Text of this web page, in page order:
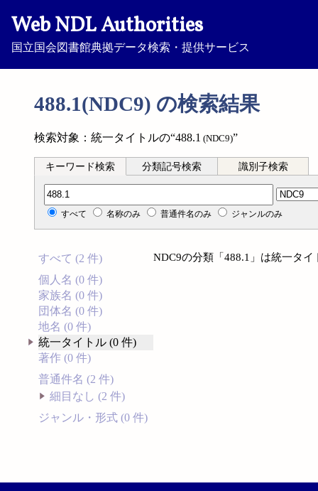
Web NDL Authorities
国立国会図書館典拠データ検索・提供サービス
488.1(NDC9) の検索結果
検索対象：統一タイトルの“488.1 (NDC9)”
キーワード検索 分類記号検索 識別子検索
分類記号検索
すべて 名称のみ 普通件名のみ ジャンルのみ
すべて (2 件)
個人名 (0 件)
家族名 (0 件)
団体名 (0 件)
地名 (0 件)
統一タイトル (0 件)
著作 (0 件)
普通件名 (2 件)
細目なし (2 件)
ジャンル・形式 (0 件)
NDC9の分類「488.1」は統一タ